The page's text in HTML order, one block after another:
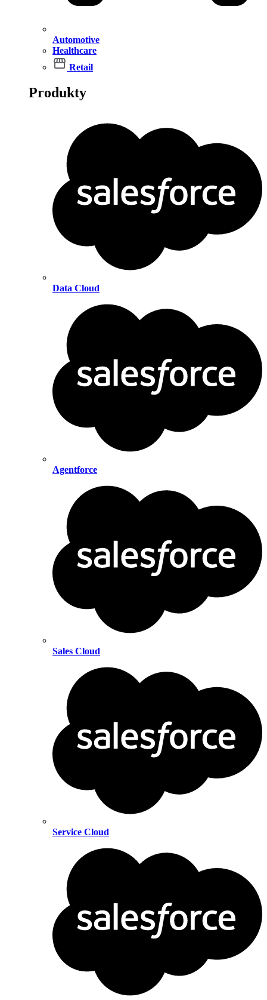
Automotive
Healthcare
Retail
Produkty
Data Cloud
Agentforce
Sales Cloud
Service Cloud